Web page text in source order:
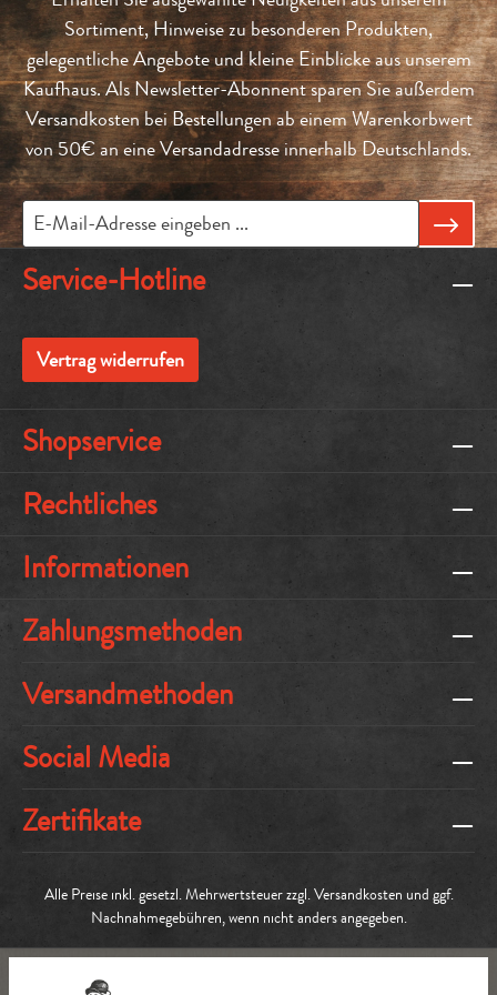
Sortiment, Hinweise zu besonderen Produkten,
gelegentliche Angebote und kleine Einblicke aus unserem
Kaufhaus. Als Newsletter-Abonnent sparen Sie außerdem
Versandkosten bei Bestellungen ab einem Warenkorbwert
von 50€ an eine Versandadresse innerhalb Deutschlands.
Service-Hotline
Vertrag widerrufen
Shopservice
Rechtliches
Informationen
Zahlungsmethoden
Versandmethoden
Social Media
Zertifikate
Alle Preise inkl. gesetzl. Mehrwertsteuer zzgl.Versandkosten und ggf.
Nachnahmegebühren, wenn nicht anders angegeben.